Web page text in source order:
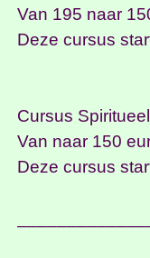
Van 195 naar
Deze cursus
Cursus
Van naar 150
Deze cursus